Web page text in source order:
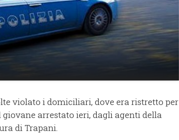
violato i domiciliari, dove era ristretto per
arrestato ieri, dagli agenti della
di Trapani.